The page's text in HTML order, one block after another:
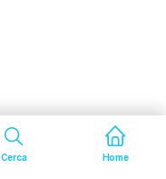
Cerca Home